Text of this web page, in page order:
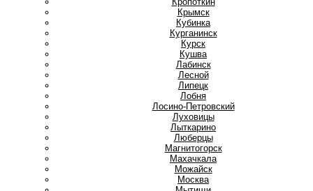
Крымск
Кубинка
Курганинск
Курск
Кушва
Лабинск
Лесной
Липецк
Лобня
Лосино-Петровский
Луховицы
Лыткарино
Люберцы
Магнитогорск
Махачкала
Можайск
Москва